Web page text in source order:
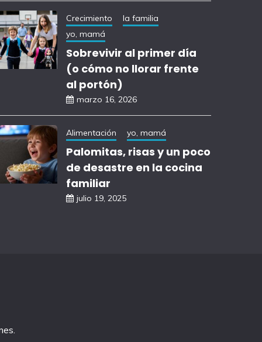
Crecimiento
la familia
yo, mamá
Sobrevivir al primer día
(o cómo no llorar frente
al portón)
marzo 16, 2026
Alimentación yo, mamá
Palomitas, risas y un poco
de desastre en la cocina
familiar
julio 19, 2025
.